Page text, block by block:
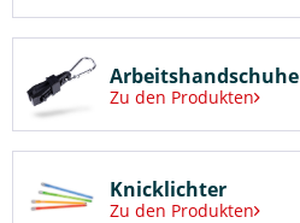
Arbeitshandschuhe
Zu den Produkten
Knicklichter
Zu den Produkten